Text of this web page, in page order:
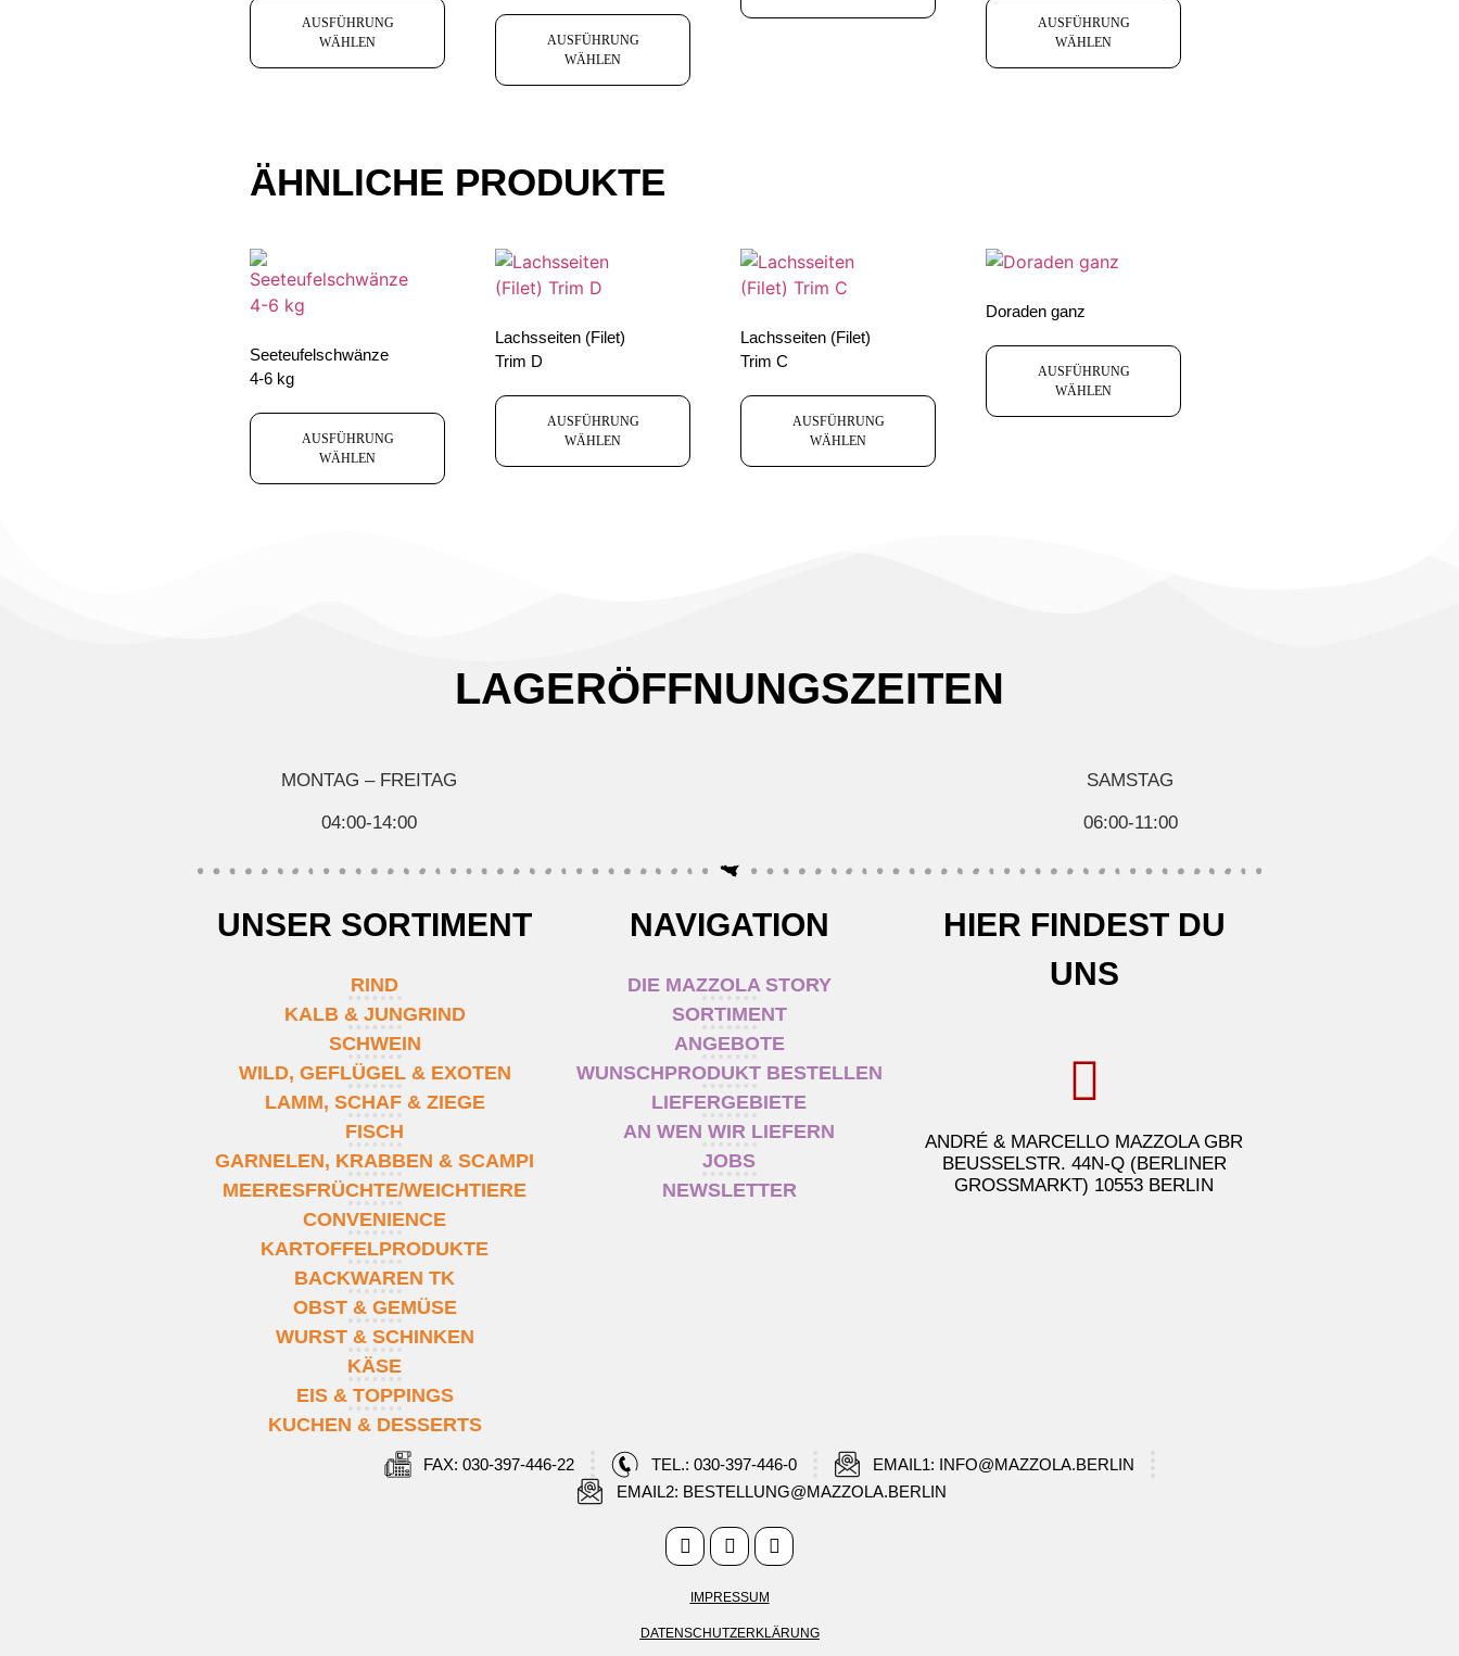
AUSFÜHRUNG
WÄHLEN
AUSFÜHRUNG
WÄHLEN
AUSFÜHRUNG
WÄHLEN
ÄHNLICHE PRODUKTE
Seeteufelschwänze
4-6 kg
AUSFÜHRUNG
WÄHLEN
Lachsseiten (Filet)
Trim D
AUSFÜHRUNG
WÄHLEN
Lachsseiten (Filet)
Trim C
AUSFÜHRUNG
WÄHLEN
Doraden ganz
AUSFÜHRUNG
WÄHLEN
LAGERÖFFNUNGSZEITEN
MONTAG – FREITAG
04:00-14:00
SAMSTAG
06:00-11:00
UNSER SORTIMENT
RIND
KALB & JUNGRIND
SCHWEIN
WILD, GEFLÜGEL & EXOTEN
LAMM, SCHAF & ZIEGE
FISCH
GARNELEN, KRABBEN & SCAMPI
MEERESFRÜCHTE/WEICHTIERE
CONVENIENCE
KARTOFFELPRODUKTE
BACKWAREN TK
OBST & GEMÜSE
WURST & SCHINKEN
KÄSE
EIS & TOPPINGS
KUCHEN & DESSERTS
NAVIGATION
DIE MAZZOLA STORY
SORTIMENT
ANGEBOTE
WUNSCHPRODUKT BESTELLEN
LIEFERGEBIETE
AN WEN WIR LIEFERN
JOBS
NEWSLETTER
HIER FINDEST DU
UNS
ANDRÉ & MARCELLO MAZZOLA GBR
BEUSSELSTR. 44N-Q (BERLINER
GROSSMARKT) 10553 BERLIN
FAX: 030-397-446-22 TEL.: 030-397-446-0
EMAIL1: INFO@MAZZOLA.BERLIN
EMAIL2: BESTELLUNG@MAZZOLA.BERLIN
IMPRESSUM
DATENSCHUTZERKLÄRUNG